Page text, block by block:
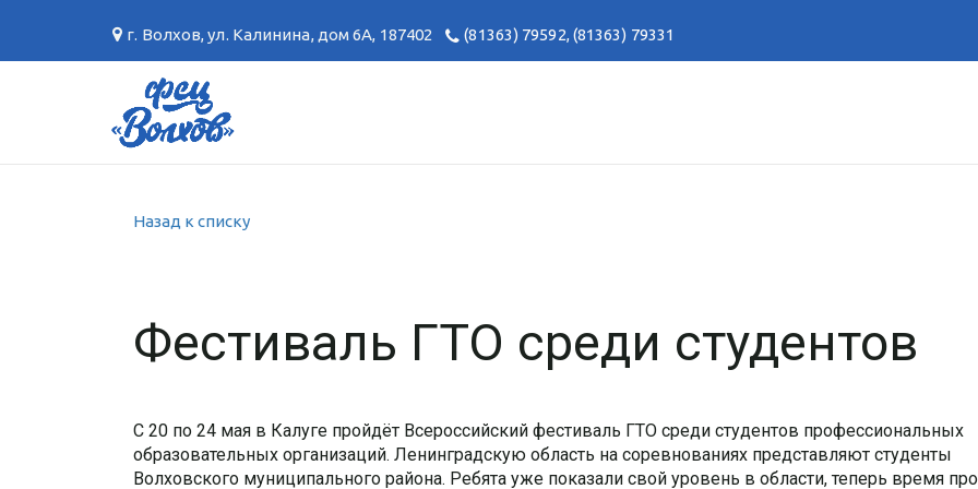
г. Волхов,ул. Калинина, дом 6А, 187402 (81363) 79592,(81363) 79331
Назад к списку
Фестиваль ГТО среди студентов
С 20 по 24 мая в Калуге пройдёт Всероссийский фестиваль ГТО среди студентов профессиональных
образовательных организаций. Ленинградскую область на соревнованиях представляют студенты
Волховского муниципального района. Ребята уже показали свой уровень в области, теперь время